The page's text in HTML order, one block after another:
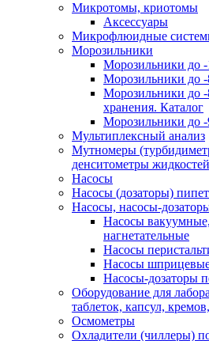
Микротомы, криотомы
Аксессуары
Микрофлюидные
Морозильники
Морозильники до -
Морозильники до -
Морозильники до
хранения. Каталог
Морозильники до -
Мультиплексный анализ
Мутномеры
денситометры
Насосы
Насосы (дозаторы)
Насосы, насосы-
Насосы
нагнетательные
Насосы
Насосы
Насосы-дозаторы
Оборудование для
таблеток, капсул,
Осмометры
Охладители (чиллеры)